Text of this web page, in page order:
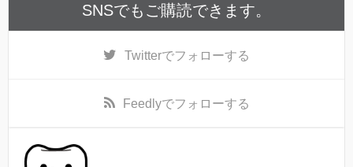
SNSでもご購読できます。
Twitterでフォローする
Feedlyでフォローする